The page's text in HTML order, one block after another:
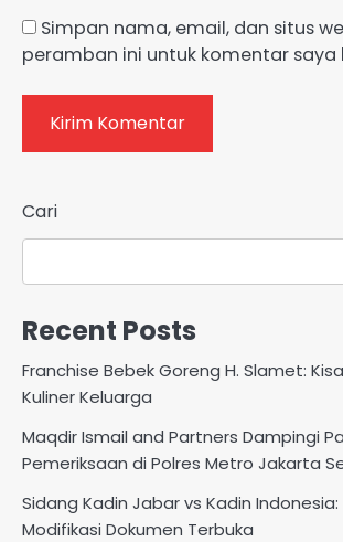
Simpan nama, email, dan situs
peramban ini untuk komentar saya
Cari
Recent Posts
Franchise Bebek Goreng H. Slamet:
Kuliner Keluarga
Maqdir Ismail and Partners Dampingi
Pemeriksaan di Polres Metro Jakarta
Sidang Kadin Jabar vs Kadin Indonesia:
Modifikasi Dokumen Terbuka